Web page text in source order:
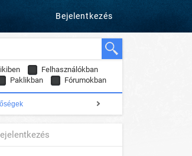
Bejelentkezés
Felhasználókban
Paklikban Fórumokban